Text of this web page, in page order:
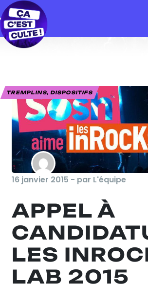
TREMPLINS, DISPOSITIFS
16 janvier 2015 - par L'équipe
APPEL À
LES
LAB 2015